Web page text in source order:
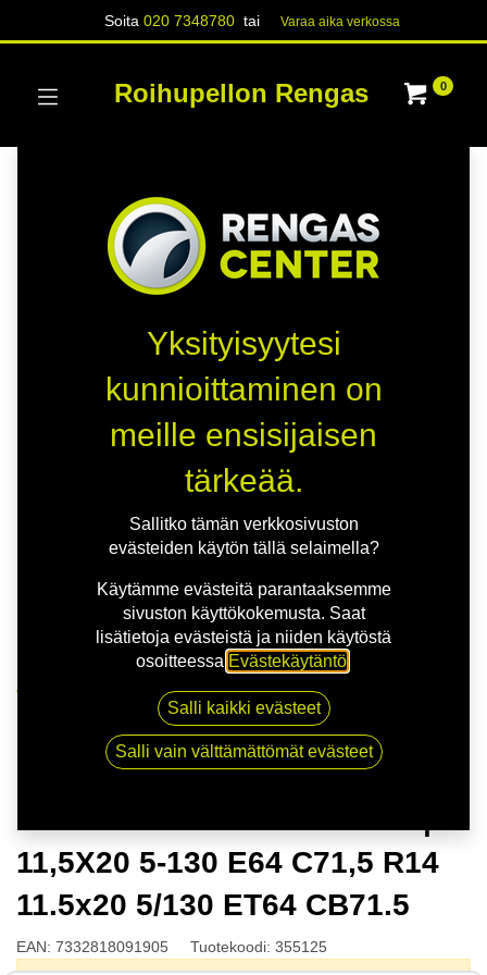
Soita020 7348780 tai Varaa aika verk​​​​ossa
Roihupellon Rengas 0
NITRO TURISMO FF G.GUN | 11,5X20 5-130 E64
C71,5 R14 11.5x20 5/130 ET64 CB71.5
11,5X20 5-130 E64 C71,5 R14
11.5x20 5/130 ET64 CB71.5
EAN: 7332818091905 Tuotekoodi: 355125
Yksityisyytesi
kunnioittaminen on
meille ensisijaisen
tärkeää.
Sallitko tämän verkkosivuston
evästeiden käytön tällä selaimella?
Käytämme evästeitä parantaaksemme
sivuston käyttökokemusta. Saat
lisätietoja evästeistä ja niiden käytöstä
osoitteessa Evästekäytäntö
Salli kaikki evästeet
Salli vain välttämättömät evästeet